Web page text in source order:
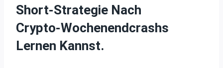
Short-Strategie Nach
Crypto‑Wochenendcrashs
Lernen Kannst.